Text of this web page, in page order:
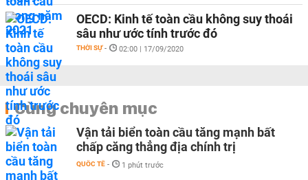
OECD: Kinh tế toàn cầu không suy thoái
sâu như ước tính trước đó
THỜI SỰ - 02:00 | 17/09/2020
Cùng chuyên mục
Vận tải biển toàn cầu tăng mạnh bất
chấp căng thẳng địa chính trị
QUỐC TẾ - 1 phút trước